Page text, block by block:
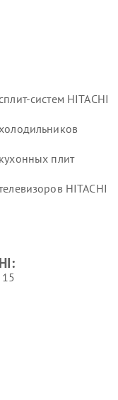
систем HITACHI
плит
HITACHI